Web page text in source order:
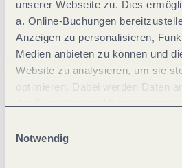
unserer Webseite zu. Dies
a. Online-Buchungen
Anzeigen zu personalisieren,
Medien anbieten zu können und
Website zu analysieren, um sie
optimieren. Dabei werden Daten
jederzeit widerrufen werden. Mit
ablehnen" kann es zu
Notwendig
Wellness
Einrichtungen Betrieb
Sport / Freizeit